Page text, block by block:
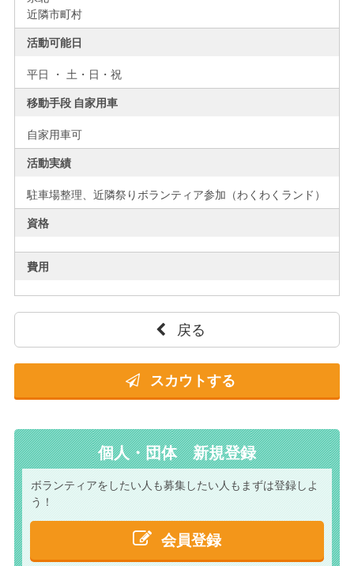
近隣市町村
活動可能日
平日 ・ 土・日・祝
移動手段 自家用車
自家用車可
活動実績
駐車場整理、近隣祭りボランティア参加（わくわくランド）
資格
費用
戻る
スカウトする
個人・団体 新規登録
ボランティアをしたい人も募集したい人もまずは登録しよ
う！
会員登録